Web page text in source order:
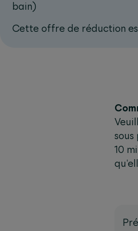
bain)
Cette offre de réduction
10